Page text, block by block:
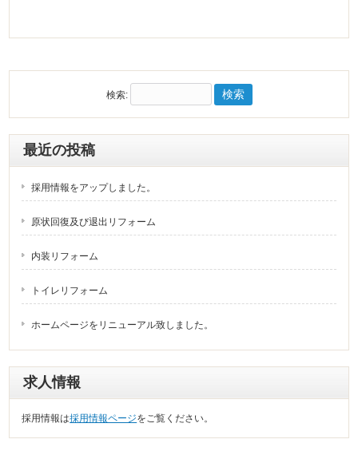
検索:
最近の投稿
採用情報をアップしました。
原状回復及び退出リフォーム
内装リフォーム
トイレリフォーム
ホームページをリニューアル致しました。
求人情報
採用情報は採用情報ページをご覧ください。